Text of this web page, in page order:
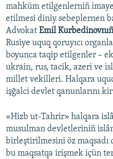
mahküm etilgenlerniñ
etilmesi diniy sebeplernen
Advokat Emil Kurbedinovnıñ
Rusiye uquq qoruyıcı
boyunca taqip etilgenler –
ukrain, rus, tacik, azeri ve
millet vekilleri. Halqara
işğalci devlet qanunlarını
«Hizb ut-Tahrir» halqara
musulman devletleriniñ
birleştirilmesini öz maqsadı
bu maqsatqa irişmek içün